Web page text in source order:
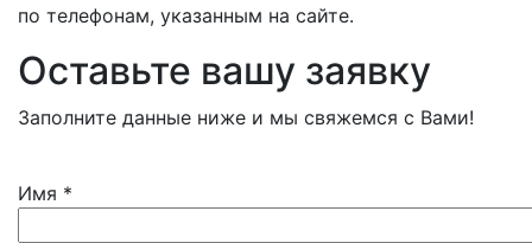
по телефонам, указанным на сайте.
Оставьте вашу заявку
Заполните данные ниже и мы свяжемся с Вами!
Имя *